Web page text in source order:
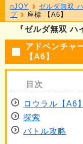
『ゼルダ無双
アドベンチャ
【A6】
ロウラル【A6
探索
バトル攻略
nJOY ゼルダ無双
プ
座標 【A6】